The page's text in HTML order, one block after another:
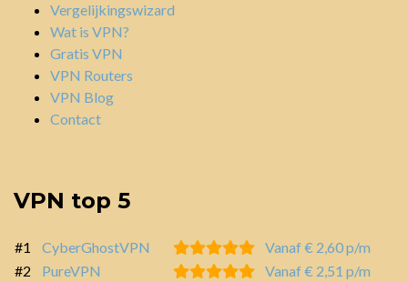
Vergelijkingswizard
Wat is VPN?
Gratis VPN
VPN Routers
VPN Blog
Contact
VPN top 5
#1 CyberGhostVPN
Vanaf € 2,60 p/m
#2
PureVPN
Vanaf € 2,51 p/m